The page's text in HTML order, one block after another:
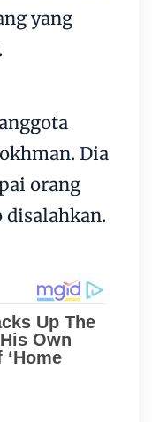
yang
Dia
orang
disalahkan.